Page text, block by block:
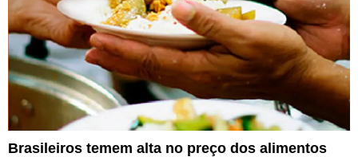
Brasileiros temem alta no preço dos alimentos